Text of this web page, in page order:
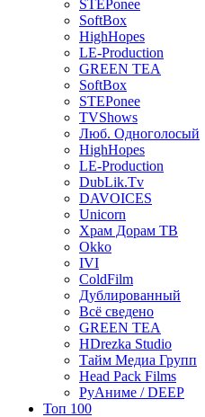
STEPonee
SoftBox
HighHopes
LE-Production
GREEN TEA
SoftBox
STEPonee
TVShows
Люб. Одноголосый
HighHopes
LE-Production
DubLik.Tv
DAVOICES
Unicorn
Храм Дорам ТВ
Okko
IVI
ColdFilm
Дублированный
Всё сведено
GREEN TEA
HDrezka Studio
Тайм Медиа Групп
Head Pack Films
РуАниме / DEEP
Топ 100